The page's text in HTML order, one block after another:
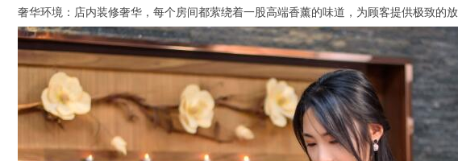
奢华环境：店内装修奢华，每个房间都萦绕着一股高端香薰的味道，为顾客提供极致的